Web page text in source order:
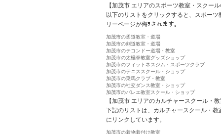
【加茂市 エリアのスポーツ教室・スクー
以下のリストをクリックすると、スポー
リーページが侮ｦされます。
加茂市の柔道教室・道場
加茂市の剣道教室・道場
加茂市のテコンドー道場・教室
加茂市の太極拳教室グッズショップ
加茂市のフィットネスジム・スポーツクラブ
加茂市のテニススクール・ショップ
加茂市の乗馬クラブ・教室
加茂市の社交ダンス教室・ショップ
加茂市のバレエ教室スクール・ショップ
【加茂市 エリアのカルチャースクール・
下記のリストは、カルチャースクール・
にリンクしています。
加茂市の着物着付け教室